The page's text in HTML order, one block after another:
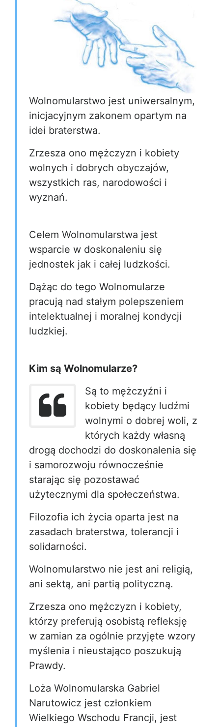
Wolnomularstwo jest uniwersalnym,
inicjacyjnym zakonem opartym na
idei braterstwa.
Zrzesza ono mężczyzn i kobiety
wolnych i dobrych obyczajów,
wszystkich ras, narodowości i
wyznań.
Celem Wolnomularstwa jest
wsparcie w doskonaleniu się
jednostek jak i całej ludzkości.
Dążąc do tego Wolnomularze
pracują nad stałym polepszeniem
intelektualnej i moralnej kondycji
ludzkiej.
Kim są Wolnomularze?
Są to mężczyźni i
kobiety będący ludźmi
wolnymi o dobrej woli, z
których każdy własną
drogą dochodzi do doskonalenia się
i samorozwoju równocześnie
starając się pozostawać
użytecznymi dla społeczeństwa.
Filozofia ich życia oparta jest na
zasadach braterstwa, tolerancji i
solidarności.
Wolnomularstwo nie jest ani religią,
ani sektą, ani partią polityczną.
Zrzesza ono mężczyzn i kobiety,
którzy preferują osobistą refleksję
w zamian za ogólnie przyjęte wzory
myślenia i nieustająco poszukują
Prawdy.
Loża Wolnomularska Gabriel
Narutowicz jest członkiem
Wielkiego Wschodu Francji, jest